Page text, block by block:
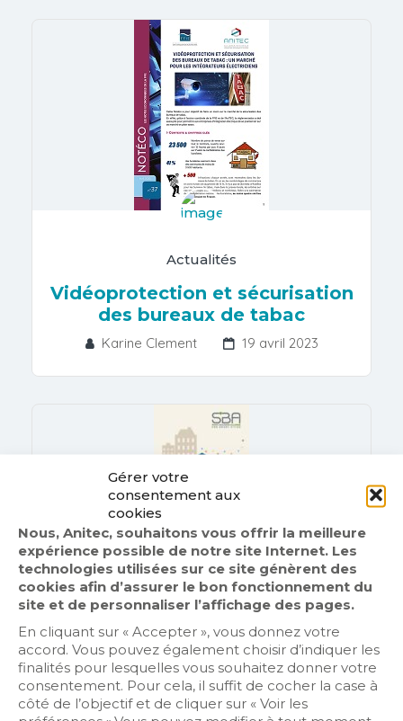
Gérer votre
consentement aux
cookies
Nous, Anitec, souhaitons vous offrir la meilleure
expérience possible de notre site Internet. Les
technologies utilisées sur ce site génèrent des
cookies afin d’assurer le bon fonctionnement du
site et de personnaliser l’affichage des pages.
En cliquant sur « Accepter », vous donnez votre
accord. Vous pouvez également choisir d’indiquer les
finalités pour lesquelles vous souhaitez donner votre
consentement. Pour cela, il suffit de cocher la case à
côté de l’objectif et de cliquer sur « Voir les
Actualités
Vidéoprotection et sécurisation
des bureaux de tabac
Karine Clement 19 avril 2023
Actualités
La cybersécurisation des
bâtiments tertiaires
Karine Clement 13 mars 2023